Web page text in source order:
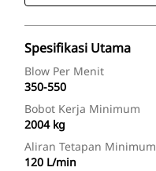
Spesifikasi Utama
Blow Per Menit
350-550
Bobot Kerja Minimum
2004 kg
Aliran Tetapan Minimum
120 L/min